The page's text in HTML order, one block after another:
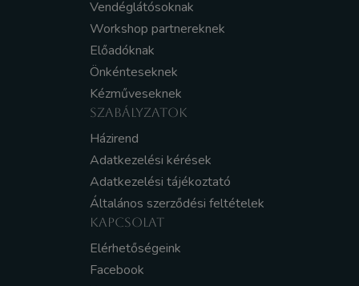
Vendéglátósoknak
Workshop partnereknek
Előadóknak
Önkénteseknek
Kézműveseknek
SZABÁLYZATOK
Házirend
Adatkezelési kérések
Adatkezelési tájékoztató
Általános szerződési feltételek
KAPCSOLAT
Elérhetőségeink
Facebook